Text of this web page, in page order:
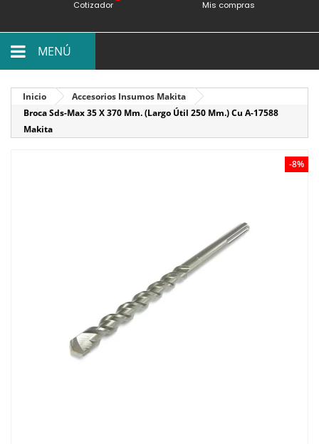
Cotizador Mis compras
MENÚ
Inicio
Accesorios Insumos Makita
Broca Sds-Max 35 X 370 Mm. (Largo Útil 250 Mm.) Cu A-17588
Makita
-8%